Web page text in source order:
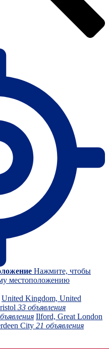
Нажмите, чтобы
местоположению
United Kingdom, United
33 объявления
Ilford, Great London
City 21 объявления